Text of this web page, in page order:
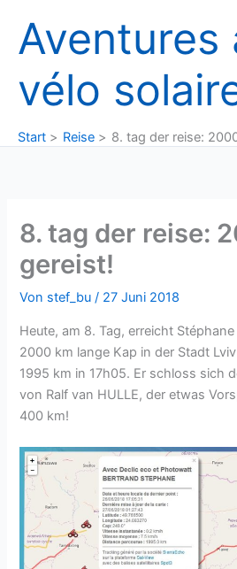
Inhalt
springen
Aventures
vélo
Start Reise 8. tag der reise:
8. tag der reise:
gereist!
Von stef_bu/ 27 Juni 2018
Heute, am 8. Tag, erreicht
2000 km lange Kap in der Stadt
1995 km in 17h05. Er schloss sich
von Ralf van HULLE, der etwas
400 km!